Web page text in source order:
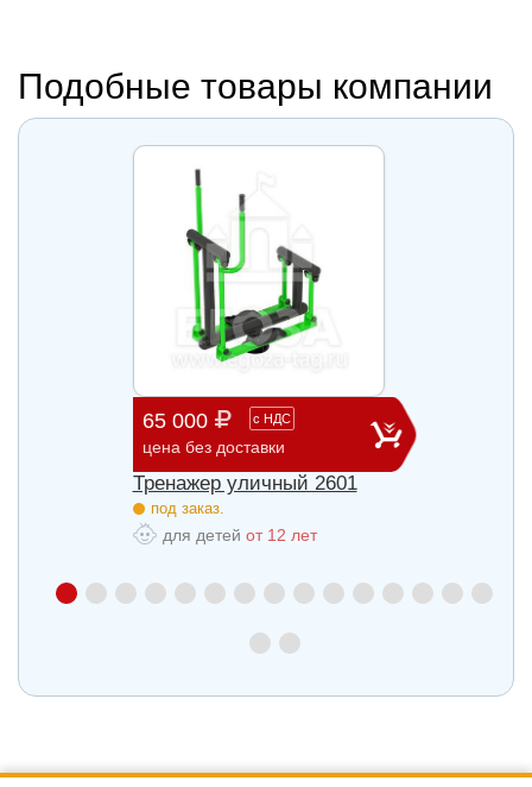
Подобные товары компании
65 000 с НДС
цена без доставки
Тренажер уличный 2601
под заказ.
для детей от 12 лет